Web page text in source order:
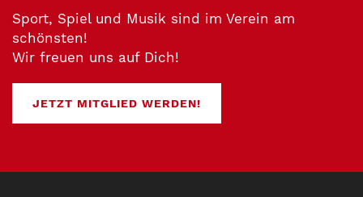
Sport, Spiel und Musik sind im Verein am
schönsten!
Wir freuen uns auf Dich!
JETZT MITGLIED WERDEN!